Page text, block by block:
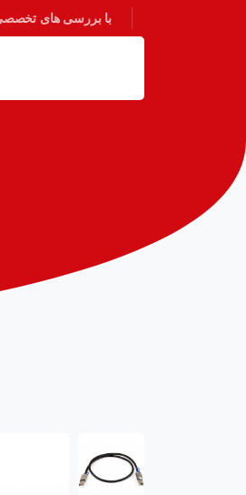
با بررسی های